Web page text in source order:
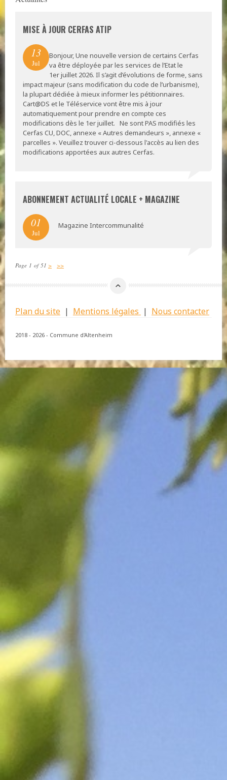
MISE À JOUR CERFAS ATIP
13
Jul
Bonjour, Une nouvelle version de certains Cerfas
va être déployée par les services de l’Etat le
1er juillet 2026. Il s’agit d’évolutions de forme, sans
impact majeur (sans modification du code de l’urbanisme),
la plupart dédiée à mieux informer les pétitionnaires.
Cart@DS et le Téléservice vont être mis à jour
automatiquement pour prendre en compte ces
modifications dès le 1er juillet. Ne sont PAS modifiés les
Cerfas CU, DOC, annexe « Autres demandeurs », annexe «
parcelles ». Veuillez trouver ci-dessous l'accès au lien des
modifications apportées aux autres Cerfas.
ABONNEMENT ACTUALITÉ LOCALE + MAGAZINE
01
Jul
Magazine Intercommunalité
Page 1 of 51 > >>
Plan du site | Mentions légales | Nous contacter
2018 - 2026 - Commune d'Altenheim